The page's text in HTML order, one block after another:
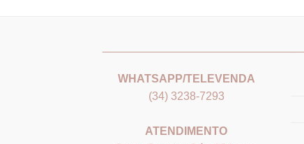
WHATSAPP/TELEVENDA
(34) 3238-7293
ATENDIMENTO